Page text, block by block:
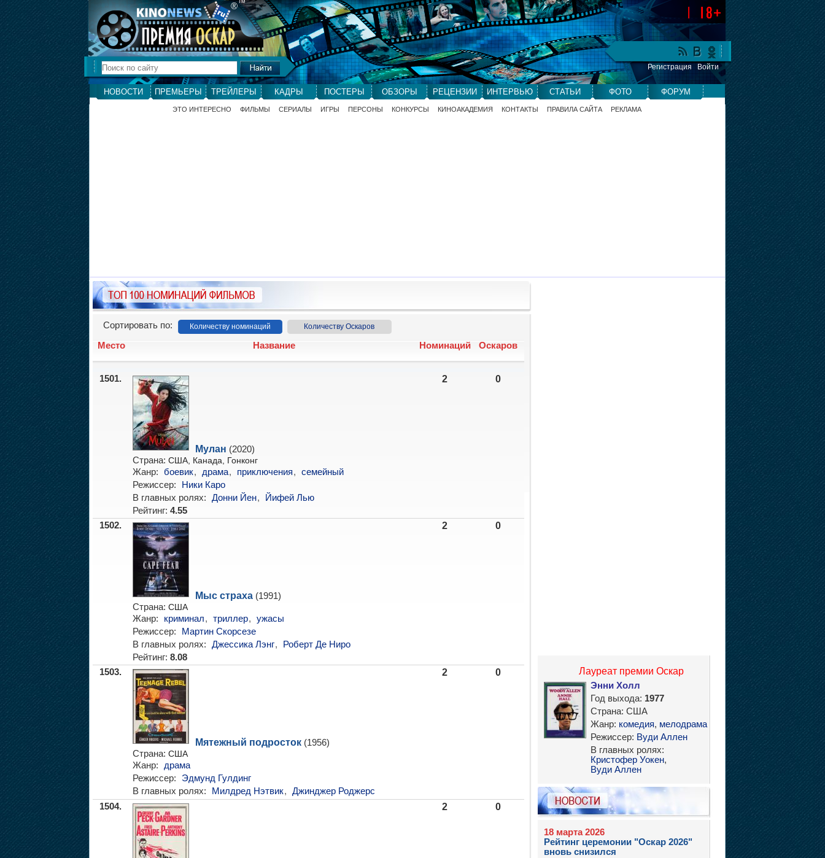
®ТМ
Регистрация Войти
НОВОСТИ ПРЕМЬЕРЫ ТРЕЙЛЕРЫ КАДРЫ ПОСТЕРЫ ОБЗОРЫ РЕЦЕНЗИИ ИНТЕРВЬЮ СТАТЬИ ФОТО ФОРУМ
ЭТО ИНТЕРЕСНО ФИЛЬМЫ СЕРИАЛЫ ИГРЫ ПЕРСОНЫ КОНКУРСЫ КИНОАКАДЕМИЯ КОНТАКТЫ ПРАВИЛА САЙТА РЕКЛАМА
Сортировать по: Количеству номинаций Количеству Оскаров
Место Название Номинаций Оскаров
1501.
Мулан (2020)
Страна: США, Канада, Гонконг
Жанр: боевик, драма, приключения, семейный
Режиссер:
Ники Каро
В главных ролях: Донни Йен,
Йифей Лью
Рейтинг: 4.55
2 0
1502.
Мыс страха(1991)
Страна: США
Жанр: криминал, триллер, ужасы
Режиссер:
Мартин Скорсезе
В главных ролях: Джессика Лэнг,
Роберт Де Ниро
Рейтинг: 8.08
2 0
1503.
Мятежный подросток(1956)
Страна: США
Жанр:
драма
Режиссер:
Эдмунд Гулдинг
В главных ролях:
Милдред Нэтвик, Джинджер Роджерс
2 0
1504. 2 0
Лауреат премии Оскар
Энни Холл
Год выхода: 1977
Страна: США
Жанр: комедия, мелодрама
Режиссер: Вуди Аллен
В главных ролях:
Кристофер Уокен,
Вуди Аллен
18 марта 2026
Рейтинг церемонии "Оскар 2026"
вновь снизился